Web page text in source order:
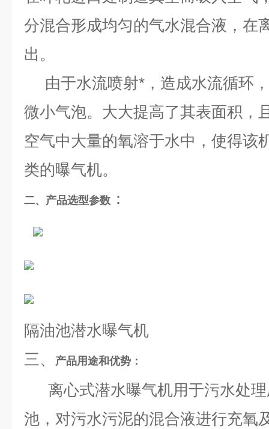
分混合形成均匀的气水混合液，在
出。
由于水流喷射*，造成水流循环
微小气泡。大大提高了其表面积，
空气中大量的氧溶于水中，使得该
类的曝气机。
二、 产品选型参数 ：
隔油池潜水曝气机
三、
产品用途和优势：
离心式潜水曝气机用于污水处
池，对污水污泥的混合液进行充氧